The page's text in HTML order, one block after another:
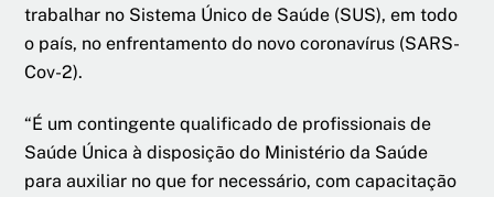
trabalhar no Sistema Único de Saúde (SUS), em todo
o país, no enfrentamento do novo coronavírus (SARS-
Cov-2).
“É um contingente qualificado de profissionais de
Saúde Única à disposição do Ministério da Saúde
para auxiliar no que for necessário, com capacitação